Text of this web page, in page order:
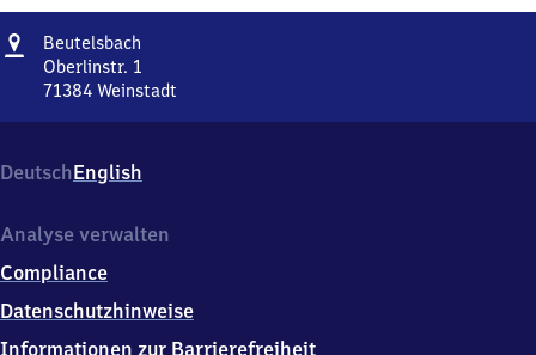
Adresse
Beutelsbach
Oberlinstr. 1
71384 Weinstadt
1,
7
3
4
Weinstadt
DeutschEnglish
Analyse verwalten
Compliance
Datenschutzhinweise
Informationen zur Barrierefreiheit